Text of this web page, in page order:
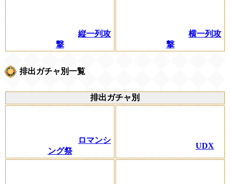
縦一列攻
撃
横一列攻
撃
排出ガチャ別一覧
排出ガチャ別
ロマンシ
ング祭
UDX